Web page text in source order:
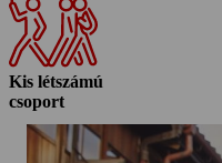
Kis létszámú
csoport